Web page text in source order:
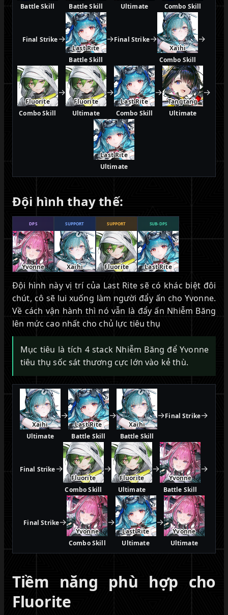
Battle Skill
Battle Skill
Ultimate
Combo Skill
Final Strike→
Last Rite
Battle Skill
→Final Strike→
Xaihi
Combo Skill
→
Fluorite
Combo Skill
→
Fluorite
Ultimate
→
Last Rite
Combo Skill
→
Tangtang
Ultimate
→
Last Rite
Ultimate
Đội hình thay thế:
DPS
Yvonne
SUPPORT
Xaihi
SUPPORT
Fluorite
SUB-DPS
Last Rite
Đội hình này vị trí của Last Rite sẽ có khác biệt đôi
chút, cô sẽ lui xuống làm người đẩy ấn cho Yvonne.
Về cách vận hành thì nó vẫn là đẩy ấn Nhiễm Băng
lên mức cao nhất cho chủ lực tiêu thụ
Mục tiêu là tích 4 stack Nhiễm Băng để Yvonne
tiêu thụ sốc sát thương cực lớn vào kẻ thù.
Xaihi
Ultimate
→
Last Rite
Battle Skill
→
Xaihi
Battle Skill
→Final Strike→
Final Strike→
Fluorite
Combo Skill
→
Fluorite
Ultimate
→
Yvonne
Battle Skill
→
Final Strike→
Yvonne
Combo Skill
→
Last Rite
Ultimate
→
Yvonne
Ultimate
Tiềm năng phù hợp cho
Fluorite